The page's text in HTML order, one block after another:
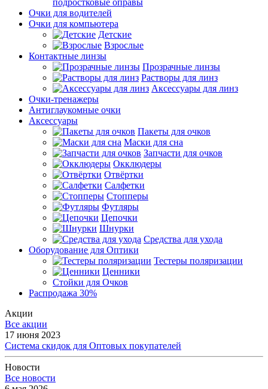
Очки для водителей
Очки для компьютера
Детские
Взрослые
Контактные линзы
Прозрачные линзы
Растворы для линз
Аксессуары для линз
Очки-тренажеры
Антиглаукомные очки
Аксессуары
Пакеты для очков
Маски для сна
Запчасти для очков
Окклюдеры
Отвёртки
Салфетки
Стопперы
Футляры
Цепочки
Шнурки
Средства для ухода
Оборудование для Оптики
Тестеры поляризации
Ценники
Стойки для Очков
Распродажа 30%
Акции
Все акции
17 июня 2023
Система скидок для Оптовых покупателей
Новости
Все новости